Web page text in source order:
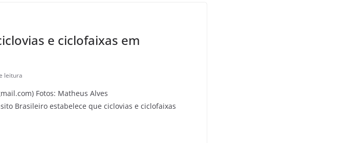
e ciclofaixas em
leitura
Fotos: Matheus Alves
Brasileiro estabelece que ciclovias e ciclofaixas